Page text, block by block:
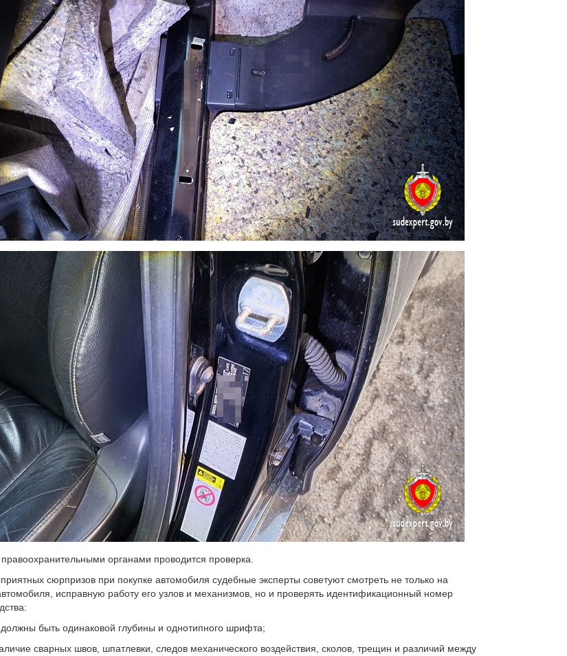
органами проводится проверка.
сюрпризов при покупке автомобиля судебные эксперты советуют смотреть не только на
исправную работу его узлов и механизмов, но и проверять идентификационный номер
быть одинаковой глубины и однотипного шрифта;
сварных швов, шпатлевки, следов механического воздействия, сколов, трещин и различий между